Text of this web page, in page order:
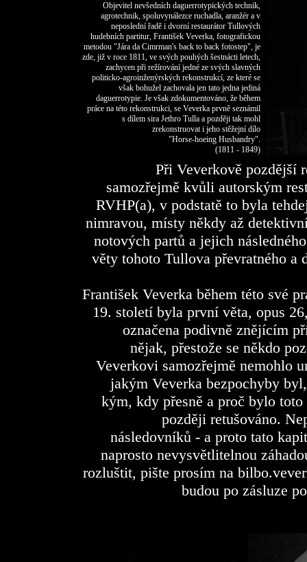
Objevitel nevšedních daguerrotypických technik,
agrotechnik, spoluvynálezce ruchadla, aranžér a v
neposlední řadě i dvorní restaurátor Tullových
hudebních partitur, František Veverka, fotografickou
metodou "Jára da Cimrman's back to back fotostep", je
zde, již v roce 1811, ve svých pouhých šestnácti letech,
zachycen při režírování jedné ze svých slavných
politicko-agroinženýrských rekonstrukcí, ze které se
však bohužel zachovala jen tato jedna jediná
daguerrotypie. Je však zdokumentováno, že během
práce na této rekonstrukci, se Veverka prvně seznámil
s dílem sira Jethro Tulla a později tak mohl
zrekonstruovat i jeho stěžejní dílo
"Horse-hoeing Husbandry".
(1811 - 1849)
Při Veverkově pozdější
samozřejmě kvůli autorským
RVHP(a), v podstatě to byla
nimravou, místy někdy až
notových partů a jejich
věty tohoto Tullova převratného a
František Veverka během této své
19. století byla první věta, opus
označena podivně znějícím
nějak, přestože se někdo
Veverkovi samozřejmě nemohlo
jakým Veverka bezpochyby
kým, kdy přesně a proč bylo
později retušováno.
následovníků - a proto tato
naprosto nevysvětlitelnou
rozluštit, pište prosím na
budou po zásluze